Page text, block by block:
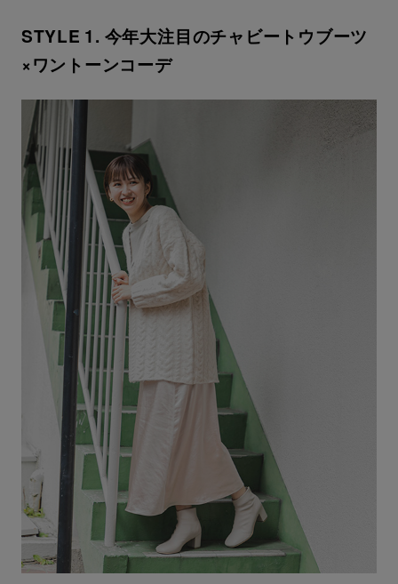
STYLE 1. 今年大注目のチャビートウブーツ
×ワントーンコーデ